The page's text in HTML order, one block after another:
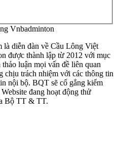
Vnbadminton
là diễn đàn về Cầu Lông Việt
được thành lập từ 2012 với mục
luận mọi vấn đề liên quan
chịu trách nhiệm với các thông tin
nội bộ. BQT sẽ cố gắng kiểm
đang hoạt động thử
Bộ TT & TT.